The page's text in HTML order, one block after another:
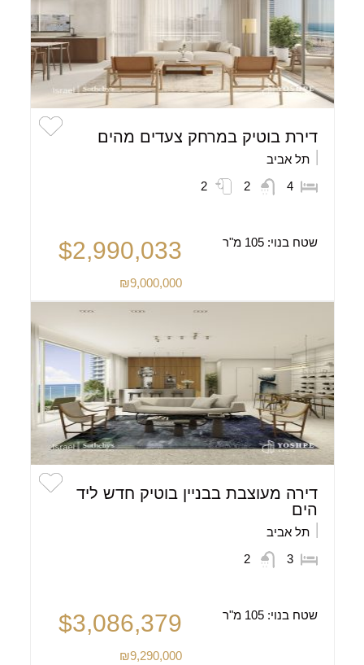
דירת בוטיק במרחק צעדים מהים
תל אביב
4
2
2
שטח בנוי:105 מ"ר $2,990,033
₪9,000,000
דירה מעוצבת בבניין בוטיק חדש ליד
הים
תל אביב
3
2
שטח בנוי:105 מ"ר $3,086,379
₪9,290,000